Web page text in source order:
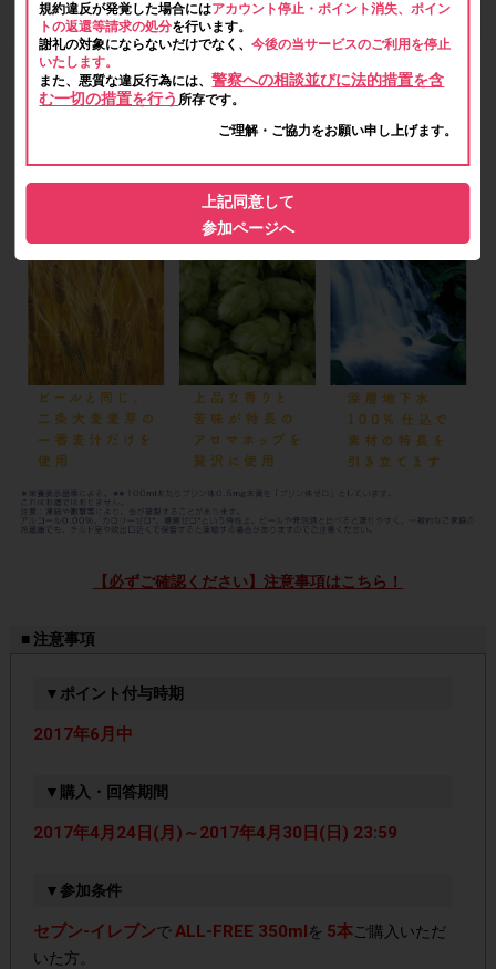
【必ずご確認ください】注意事項はこちら！
■ 注意事項
▼ポイント付与時期
2017年6月中
▼購入・回答期間
2017年4月24日(月)～2017年4月30日(日) 23:59
▼参加条件
セブン-イレブンでALL-FREE 350ml を 5本ご購入いただ
いた方。
規約違反が発覚した場合にはアカウント停止・ポイント消失、ポイン
トの返還等請求の処分を行います。
謝礼の対象にならないだけでなく、今後の当サービスのご利用を停止
いたします。
また、悪質な違反行為には、警察への相談並びに法的措置を含
む一切の措置を行う 所存です。
ご理解・ご協力をお願い申し上げます。
上記同意して
参加ページへ